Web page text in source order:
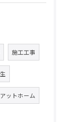
施工工事
アットホーム